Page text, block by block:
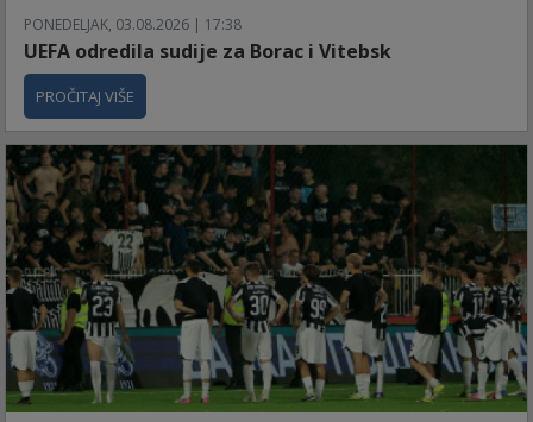
PONEDELJAK, 03.08.2026 | 17:38
UEFA odredila sudije za Borac i Vitebsk
PROČITAJ VIŠE